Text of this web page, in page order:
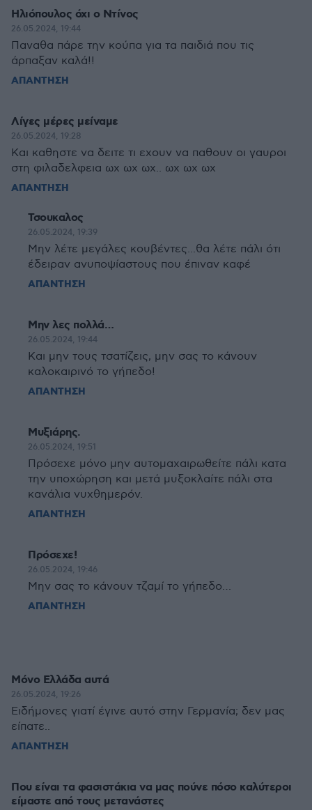
Ηλιόπουλος όχι ο Ντίνος
26.05.2024, 19:44
Παναθα πάρε την κούπα για τα παιδιά που τις
άρπαξαν καλά!!
ΑΠΑΝΤΗΣΗ
Λίγες μέρες μείναμε
26.05.2024, 19:28
Και καθηστε να δειτε τι εχουν να παθουν οι γαυροι
στη φιλαδελφεια ωχ ωχ ωχ.. ωχ ωχ ωχ
ΑΠΑΝΤΗΣΗ
Τσουκαλος
26.05.2024, 19:39
Μην λέτε μεγάλες κουβέντες...θα λέτε πάλι ότι
έδειραν ανυποψίαστους που έπιναν καφέ
ΑΠΑΝΤΗΣΗ
Μην λες πολλά…
26.05.2024, 19:44
Και μην τους τσατίζεις, μην σας το κάνουν
καλοκαιρινό το γήπεδο!
ΑΠΑΝΤΗΣΗ
Μυξιάρης.
26.05.2024, 19:51
Πρόσεχε μόνο μην αυτομαχαιρωθείτε πάλι κατα
την υποχώρηση και μετά μυξοκλαίτε πάλι στα
κανάλια νυχθημερόν.
ΑΠΑΝΤΗΣΗ
Πρόσεχε!
26.05.2024, 19:46
Μην σας το κάνουν τζαμί το γήπεδο…
ΑΠΑΝΤΗΣΗ
Μόνο Ελλάδα αυτά
26.05.2024, 19:26
Ειδήμονες γιατί έγινε αυτό στην Γερμανία; δεν μας
είπατε..
ΑΠΑΝΤΗΣΗ
Που είναι τα φασιστάκια να μας πούνε πόσο καλύτεροι
είμαστε από τους μετανάστες